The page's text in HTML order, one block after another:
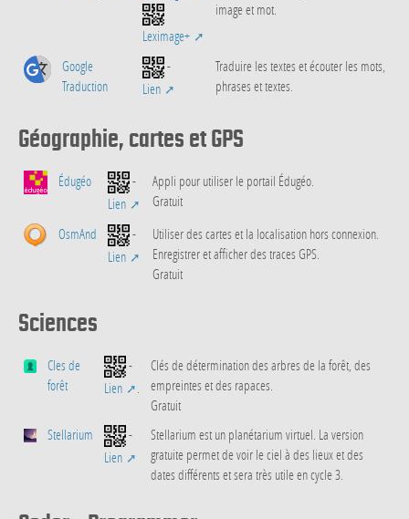
Leximage+
image et mot.
Google
Traduction
-
Lien
Traduire les textes et écouter les mots,
phrases et textes.
Géographie, cartes et GPS
Édugéo
-
Lien
Appli pour utiliser le portail Édugéo.
Gratuit
OsmAnd
-
Lien
Utiliser des cartes et la localisation hors connexion.
Enregistrer et afficher des traces GPS.
Gratuit
Sciences
Cles de
forêt
-
Lien
Clés de détermination des arbres de la forêt, des
empreintes et des rapaces.
Gratuit
Stellarium
-
Lien
Stellarium est un planétarium virtuel. La version
gratuite permet de voir le ciel à des lieux et des
dates différents et sera très utile en cycle 3.